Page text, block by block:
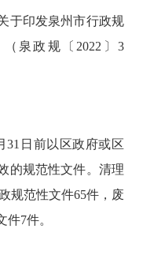
印发泉州市行政规
泉政规〔2022〕3
日前以区政府或区
的规范性文件。清理
规范性文件65件，废
件7件。